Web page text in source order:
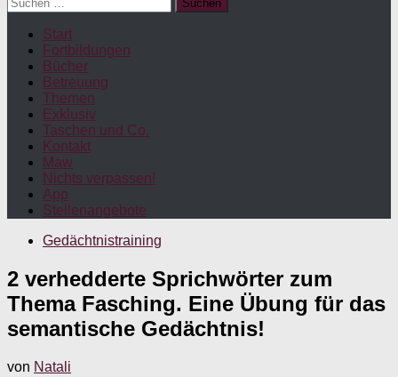
nach:
Start
Fortbildungen
Bücher
Betreuung
Themen
Exklusiv
Taschen und Co.
Kontakt
Maw
Nichts verpassen!
App
Stellenangebote
Gedächtnistraining
2 verhedderte Sprichwörter zum
Thema Fasching. Eine Übung für das
semantische Gedächtnis!
von Natali